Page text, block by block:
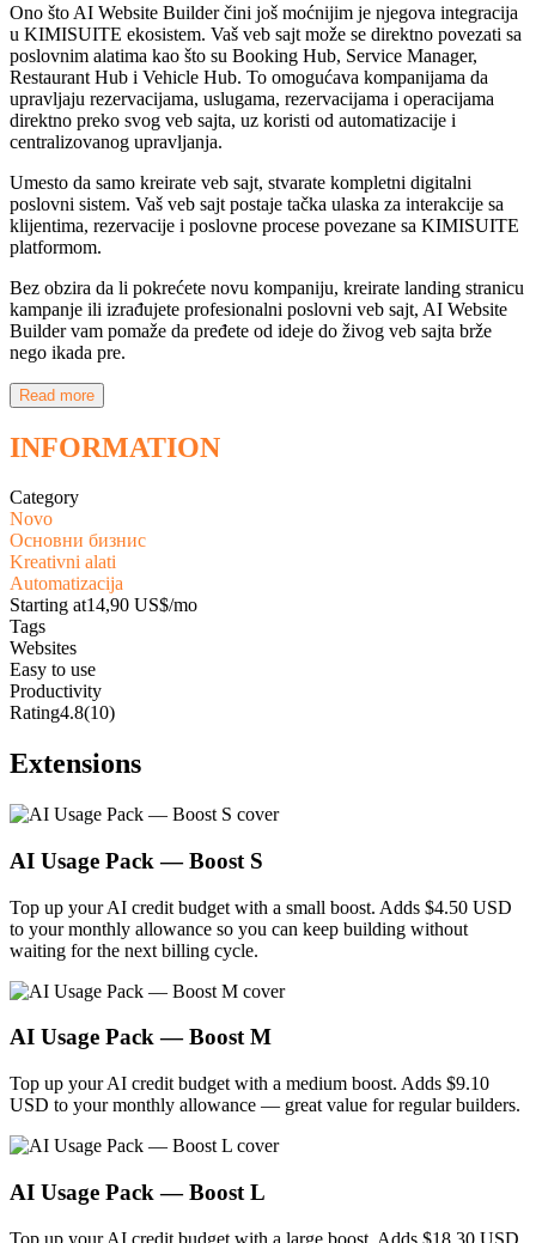
Ono što AI Website Builder čini još moćnijim je njegova integracija
u KIMISUITE ekosistem. Vaš veb sajt može se direktno povezati sa
poslovnim alatima kao što su Booking Hub, Service Manager,
Restaurant Hub i Vehicle Hub. To omogućava kompanijama da
upravljaju rezervacijama, uslugama, rezervacijama i operacijama
direktno preko svog veb sajta, uz koristi od automatizacije i
centralizovanog upravljanja.
Umesto da samo kreirate veb sajt, stvarate kompletni digitalni
poslovni sistem. Vaš veb sajt postaje tačka ulaska za interakcije sa
klijentima, rezervacije i poslovne procese povezane sa KIMISUITE
platformom.
Bez obzira da li pokrećete novu kompaniju, kreirate landing stranicu
kampanje ili izrađujete profesionalni poslovni veb sajt, AI Website
Builder vam pomaže da pređete od ideje do živog veb sajta brže
nego ikada pre.
Read more
INFORMATION
Category
Novo
Основни бизнис
Kreativni alati
Automatizacija
Starting at14,90 US$/mo
Tags
Websites
Easy to use
Productivity
Rating4.8(10)
Extensions
AI Usage Pack — Boost S
Top up your AI credit budget with a small boost. Adds $4.50 USD
to your monthly allowance so you can keep building without
waiting for the next billing cycle.
AI Usage Pack — Boost M
Top up your AI credit budget with a medium boost. Adds $9.10
USD to your monthly allowance — great value for regular builders.
AI Usage Pack — Boost L
Top up your AI credit budget with a large boost. Adds $18.30 USD